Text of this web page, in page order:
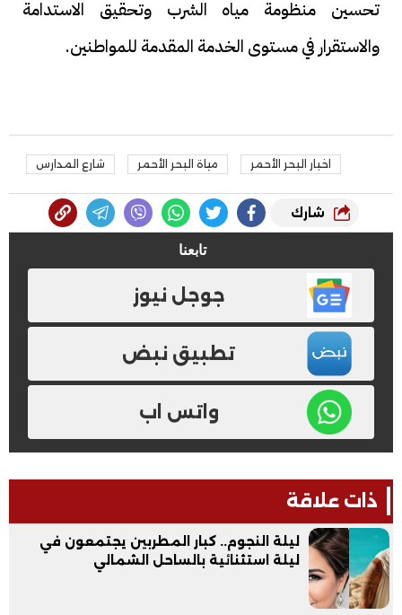
تحسين منظومة مياه الشرب وتحقيق الاستدامة
والاستقرار في مستوى الخدمة المقدمة للمواطنين.
اخبار البحر الأحمر مياة البحر الأحمر شارع المدارس
شارك
تابعنا
جوجل نيوز
تطبيق نبض
واتس اب
ذات علاقة
ليلة النجوم.. كبار المطربين يجتمعون في
ليلة استثنائية بالساحل الشمالي